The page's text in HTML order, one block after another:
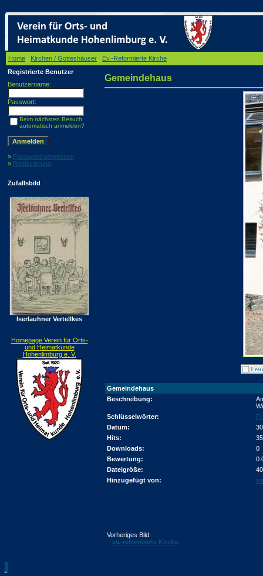
Home Kirchen / Gotteshäuser Ev.-Reformierte Kirche
Registrierte Benutzer
Benutzername:
Passwort:
Beim nächsten Besuch
automatisch anmelden?
» Password vergessen
» Registrierung
Zufallsbild
Iserlauhner Vertellkes
Homepage Verein für Orts-
und Heimatkunde
Hohenlimburg e. V.
Gemeindehaus
Gemeindehaus
Beschreibung:
Schlüsselwörter:
Datum:
Hits:
Downloads:
0
Bewertung:
Dateigröße:
Hinzugefügt von:
Vorheriges Bild:
ev.-reformierte Kirche